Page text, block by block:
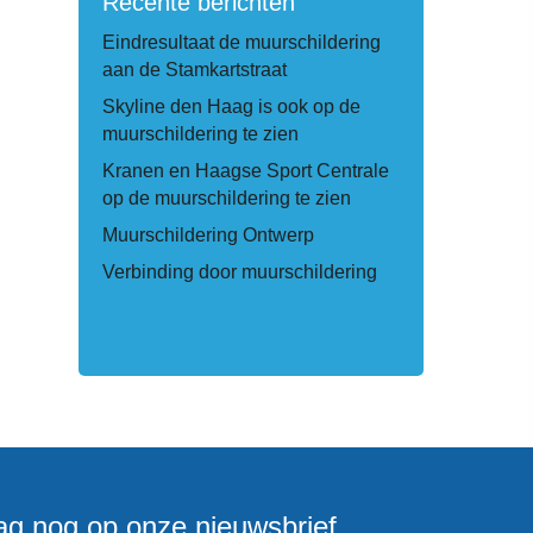
Eindresultaat de muurschildering
aan de Stamkartstraat
Skyline den Haag is ook op de
muurschildering te zien
Kranen en Haagse Sport Centrale
op de muurschildering te zien
Muurschildering Ontwerp
Verbinding door muurschildering
nog op onze nieuwsbrief